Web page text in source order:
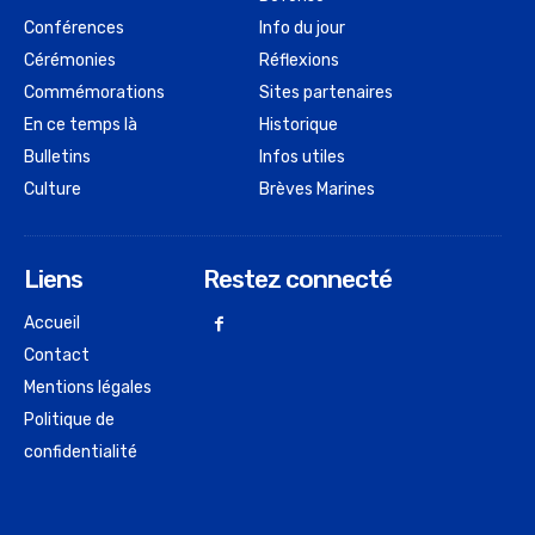
Conférences
Cérémonies
Commémorations
En ce temps là
Bulletins
Culture
Info du jour
Réflexions
Sites partenaires
Historique
Infos utiles
Brèves Marines
Liens
Accueil
Contact
Mentions légales
Politique de
confidentialité
Restez connecté